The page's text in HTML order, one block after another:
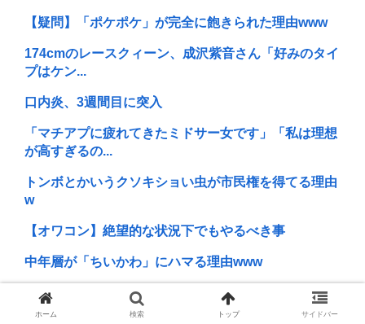
【疑問】「ポケポケ」が完全に飽きられた理由www
174cmのレースクィーン、成沢紫音さん「好みのタイ
プはケン...
口内炎、3週間目に突入
「マチアプに疲れてきたミドサー女です」「私は理想
が高すぎるの...
トンボとかいうクソキショい虫が市民権を得てる理由
w
【オワコン】絶望的な状況下でもやるべき事
中年層が「ちいかわ」にハマる理由www
令和の貝殻ビキニ、下品すぎる
ホーム 検索 トップ サイドバー